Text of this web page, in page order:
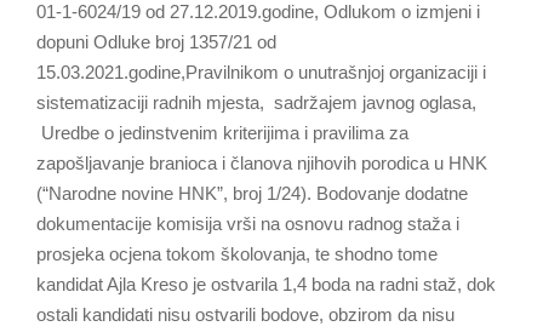
01-1-6024/19 od 27.12.2019.godine, Odlukom o izmjeni i
dopuni Odluke broj 1357/21 od
15.03.2021.godine,Pravilnikom o unutrašnjoj organizaciji i
sistematizaciji radnih mjesta, sadržajem javnog oglasa,
Uredbe o jedinstvenim kriterijima i pravilima za
zapošljavanje branioca i članova njihovih porodica u HNK
(“Narodne novine HNK”, broj 1/24). Bodovanje dodatne
dokumentacije komisija vrši na osnovu radnog staža i
prosjeka ocjena tokom školovanja, te shodno tome
kandidat Ajla Kreso je ostvarila 1,4 boda na radni staž, dok
ostali kandidati nisu ostvarili bodove, obzirom da nisu